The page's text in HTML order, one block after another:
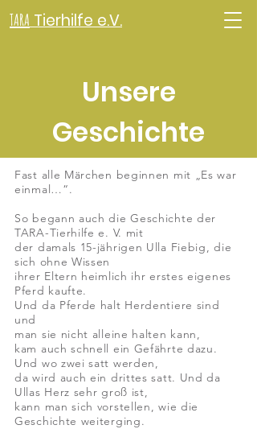
TARA Tierhilfe e.V.
Unsere
Geschichte
Fast alle Märchen beginnen mit „Es war
einmal…“.
So begann auch die Geschichte der
TARA-Tierhilfe e. V. mit
der damals 15-jährigen Ulla Fiebig, die
sich ohne Wissen
ihrer Eltern heimlich ihr erstes eigenes
Pferd kaufte.
Und da Pferde halt Herdentiere sind
und
man sie nicht alleine halten kann,
kam auch schnell ein Gefährte dazu.
Und wo zwei satt werden,
da wird auch ein drittes satt. Und da
Ullas Herz sehr groß ist,
kann man sich vorstellen, wie die
Geschichte weiterging.